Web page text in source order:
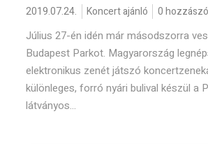
2019.07.24. Koncert ajánló 0
Július 27-én idén már másodszorra
Budapest Parkot. Magyarország
elektronikus zenét játszó
különleges, forró nyári bulival készül a
látványos...